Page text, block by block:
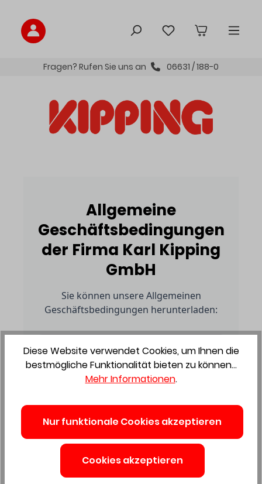
Fragen? Rufen Sie uns an 06631 / 188-0
Allgemeine
Geschäftsbedingungen
der Firma Karl Kipping
GmbH
Sie können unsere Allgemeinen
Geschäftsbedingungen herunterladen:
Gewerbliche Kunden
AGB herunterladen
Privatkunden
AGB herunterladen
Diese Website verwendet Cookies, um Ihnen die
bestmögliche Funktionalität bieten zu können...
Mehr Informationen.
Nur funktionale Cookies akzeptieren
Cookies akzeptieren